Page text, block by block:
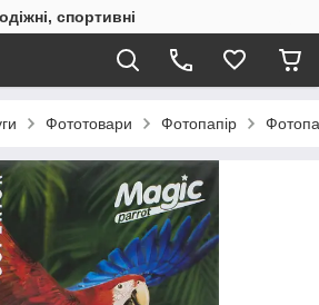
спортивні
Фототовари Фотопапір